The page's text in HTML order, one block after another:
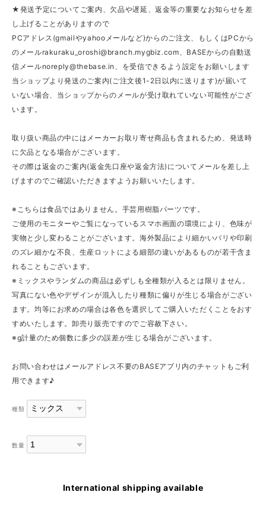
★発送予定についてご案内、欠品や遅延、返金等の重要なお知らせを差
し上げることがありますので
PCアドレス(gmailやyahooメールなど)からのご注文、もしくはPCから
のメールrakuraku_oroshi@branch.mygbiz.com、BASEからの自動送
信メールnoreply@thebase.in 、を受信できるよう設定をお願いします
当ショップより発送のご案内(ご注文後1-2日以内に送ります)が届いて
いない場合、当ショップからのメールが受け取れていない可能性がござ
います。
取り扱い商品の中にはメーカーお取り寄せ商品も含まれるため、発送時
に欠品となる場合がございます。
その際は返金のご案内(返金先口座や返金方法)についてメールを差し上
げますのでご確認いただきますようお願いいたします。
※こちらは食品ではありません。手芸用樹脂パーツです。
ご使用のモニターやご覧になっているスマホ画面の環境により、色味が
実物と少し変わることがございます。海外製品により細かいバリや印刷
のズレ細かな不良、生産ロットによる細部の違いがあるものが若干含ま
れることもございます。
※ミックスやランダムの商品は必ずしも全種類が入るとは限りません。
写真にない色やデザインが混入したり種類に偏りが生じる場合がござい
ます。均等にお求めの場合は各色を選択してご購入いただくことをおす
すめいたします。卸売り販売ですのでご容赦下さい。
※g計量のため個数に多少の誤差が生じる場合がございます。
お問い合わせはメールアドレス不要のBASEアプリ内のチャットもご利
用できます♪
種類
数量
International shipping available